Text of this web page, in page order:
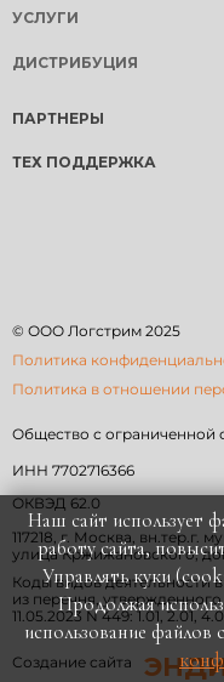
Наш сайт использует
работу сайта,
Управлять куки
Продолжая
использование файлов
УСЛУГИ
ДИСТРИБУЦИЯ
ПАРТНЕРЫ
ТЕХ ПОДДЕРЖКА
© ООО Логстрим 2025
Политика
Политика в отношении
Общество с ограниченной
ИНН 7702716366
ОКВЭД 62.0
117218, г. Москва, вн.тер.г.
улица Кржижановского,
Коды видов деятельности
из перечня,
11.05.2023 N 449: 1.01, 2.01,
Создание сайта